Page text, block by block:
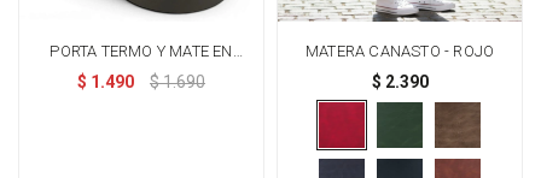
PORTA TERMO Y MATE EN
MADERA CON PORTA
$ 1.490 $1.690
MATERA CANASTO - ROJO
$ 2.390